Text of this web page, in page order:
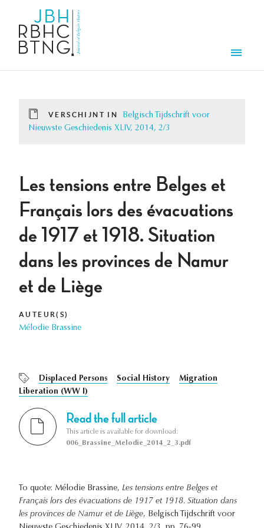
VERSCHIJNT IN
Belgisch Tijdschrift voor
Nieuwste Geschiedenis XLIV, 2014, 2/3
Les tensions entre Belges et
Français lors des évacuations
de 1917 et 1918. Situation
dans les provinces de Namur
et de Liège
AUTEUR(S)
Mélodie Brassine
Displaced Persons Social History
Migration
Liberation (WW I)
Read the full article
This article is available for download:
006_Brassine_Melodie_2014_2_3.pdf
To quote: Mélodie Brassine, Les tensions entre Belges et
Français lors des évacuations de 1917 et 1918. Situation dans
les provinces de Namur et de Liège, Belgisch Tijdschrift voor